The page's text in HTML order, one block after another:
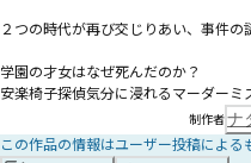
２つの時代が再び交じりあい、事件
学園の才女はなぜ死んだのか？
安楽椅子探偵気分に浸れるマーダーミ
制作者ナ
この作品の情報はユーザー投稿による